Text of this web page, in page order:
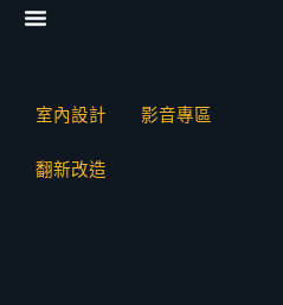
室內設計 影音專區
翻新改造